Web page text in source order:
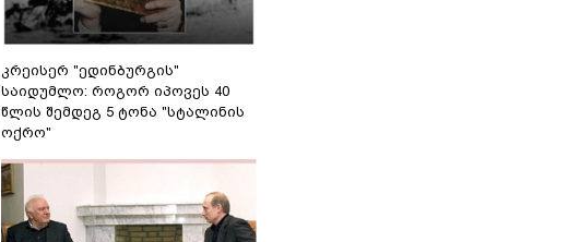
კრეისერ "ედინბურგის"
საიდუმლო: როგორ იპოვეს 40
წლის შემდეგ 5 ტონა "სტალინის
ოქრო"